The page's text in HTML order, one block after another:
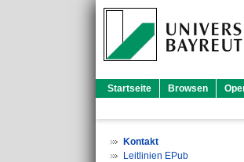
Startseite Browsen
Kontakt
Leitlinien EPub